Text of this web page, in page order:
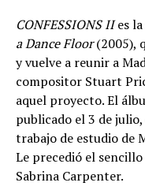
CONFESSIONS IIes la
a Dance Floor(2005),
y vuelve a reunir a
compositor Stuart
aquel proyecto. El
publicado el 3 de
trabajo de estudio de
Le precedió el
Sabrina Carpenter.